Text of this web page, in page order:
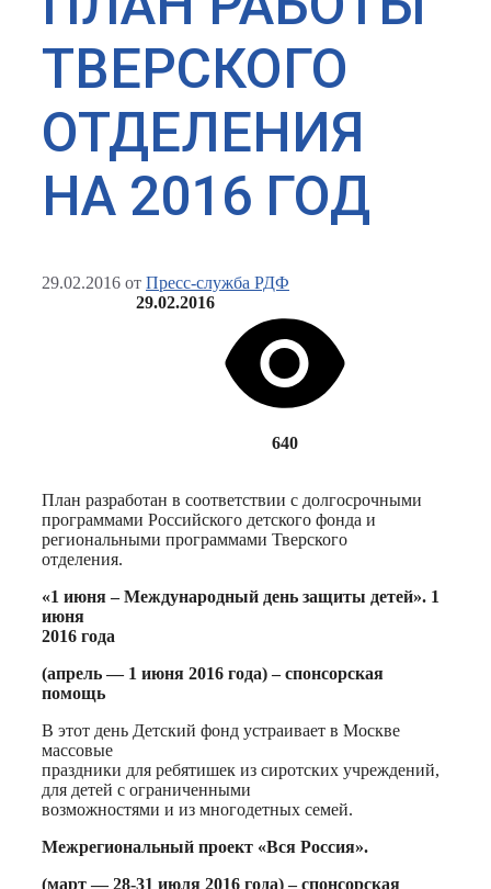
ТВЕРСКОГО
ОТДЕЛЕНИЯ
НА 2016 ГОД
29.02.2016 от Пресс-служба РДФ
29.02.2016
640
План разработан в соответствии с долгосрочными
программами Российского детского фонда и
региональными программами Тверского
отделения.
«1 июня – Международный день защиты детей». 1
июня
2016 года
(апрель — 1 июня 2016 года) – спонсорская
помощь
В этот день Детский фонд устраивает в Москве
массовые
праздники для ребятишек из сиротских учреждений,
для детей с ограниченными
возможностями и из многодетных семей.
Межрегиональный проект «Вся Россия».
(март — 28-31 июля 2016 года) – спонсорская